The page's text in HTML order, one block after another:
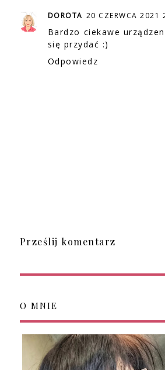
DOROTA 20 CZERWCA 2021
Bardzo ciekawe
się przydać :)
Odpowiedz
Prześlij komentarz
O MNIE